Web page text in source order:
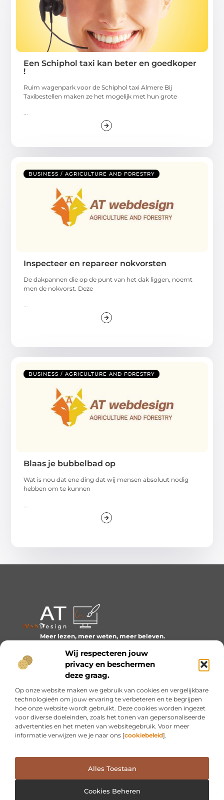
Wij respecteren jouw
privacy en beschermen
deze graag.
Op onze website maken we gebruik van cookies en vergelijkbare
technologieën om jouw ervaring te verbeteren en te begrijpen
hoe onze website wordt gebruikt. Deze cookies worden ingezet
voor diverse doeleinden, zoals het tonen van gepersonaliseerde
advertenties en het meten van websitegebruik. Voor meer
informatie verwijzen we je naar ons [cookiebeleid].
Alles Toestaan
Cookies Beheren
Een Schiphol taxi kan beter en goedkoper
!
Ruim wagenpark voor de Schiphol taxi Almere Bij
Taxibestellen maken ze het mogelijk met hun grote
BUSINESS / AGRICULTURE AND FORESTRY
Inspecteer en repareer nokvorsten
De dakpannen die op de punt van het dak liggen, noemt
men de nokvorst. Deze
BUSINESS / AGRICULTURE AND FORESTRY
Blaas je bubbelbad op
Wat is nou dat ene ding dat wij mensen absoluut nodig
hebben om te kunnen
Meer lezen, meer weten, meer beleven.
het dagelijks leven boeiend maakt.
Bericht categorie
Onze informatie
@2025 www.at-webdesign.nl. All Right Reserved.